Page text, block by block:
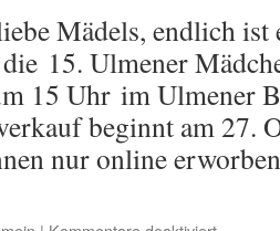
Mädels, endlich ist
15. Ulmener
15 Uhr im Ulmener
beginnt am 27.
nur online